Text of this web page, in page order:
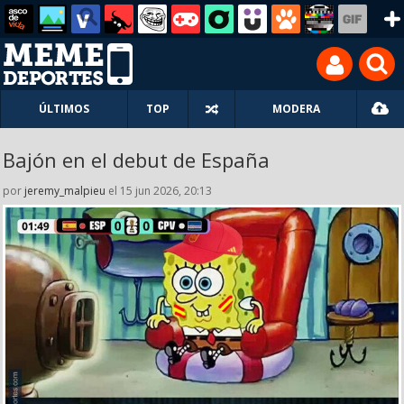
ÚLTIMOS TOP MODERA
Bajón en el debut de España
por jeremy_malpieu el 15 jun 2026, 20:13